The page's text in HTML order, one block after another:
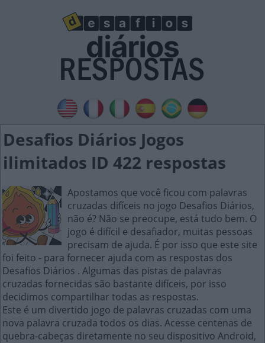
Desafios Diários Jogos
ilimitados ID 422 respostas
Apostamos que você ficou com palavras
cruzadas difíceis no jogo Desafios Diários,
não é? Não se preocupe, está tudo bem. O
jogo é difícil e desafiador, muitas pessoas
precisam de ajuda. É por isso que este site
foi feito - para fornecer ajuda com as respostas dos
Desafios Diários . Algumas das pistas de palavras
cruzadas fornecidas são bastante difíceis, por isso
decidimos compartilhar todas as respostas.
Este é um divertido jogo de palavras cruzadas com uma
nova palavra cruzada todos os dias. Acesse centenas de
quebra-cabeças diretamente no seu dispositivo Android,